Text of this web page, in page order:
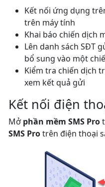
Kết nối ứng dụng
trên máy tính
Khai báo chiến dịch
Lên danh sách SĐT
bổ sung vào một
Kiểm tra chiến dịch
xem kết quả gửi
Kết nối điện
Mởphần mềm SMS Pro
SMS Protrên điện thoại